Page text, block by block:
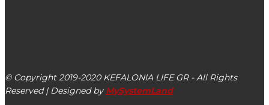
© Copyright 2019-2020 KEFALONIA LIFE GR - All Rights
Reserved | Designed by MySystemLand